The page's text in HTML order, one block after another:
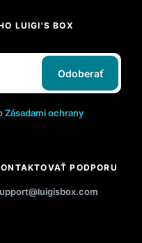
LUIGI'S BOX
Odoberať
Zásadami ochrany
PODPORU